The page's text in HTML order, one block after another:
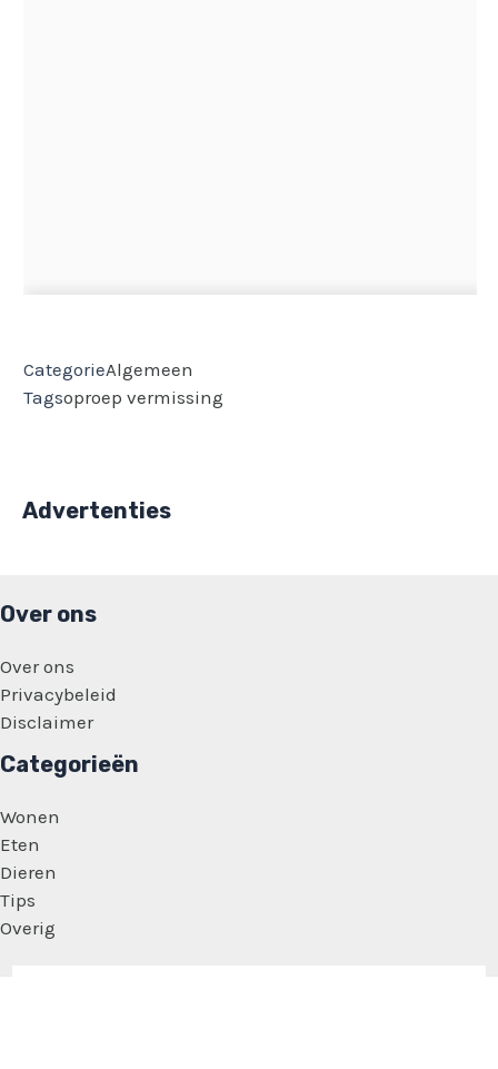
CategorieAlgemeen
Tagsoproep vermissing
Advertenties
Over ons
Over ons
Privacybeleid
Disclaimer
Categorieën
Wonen
Eten
Dieren
Tips
Overig